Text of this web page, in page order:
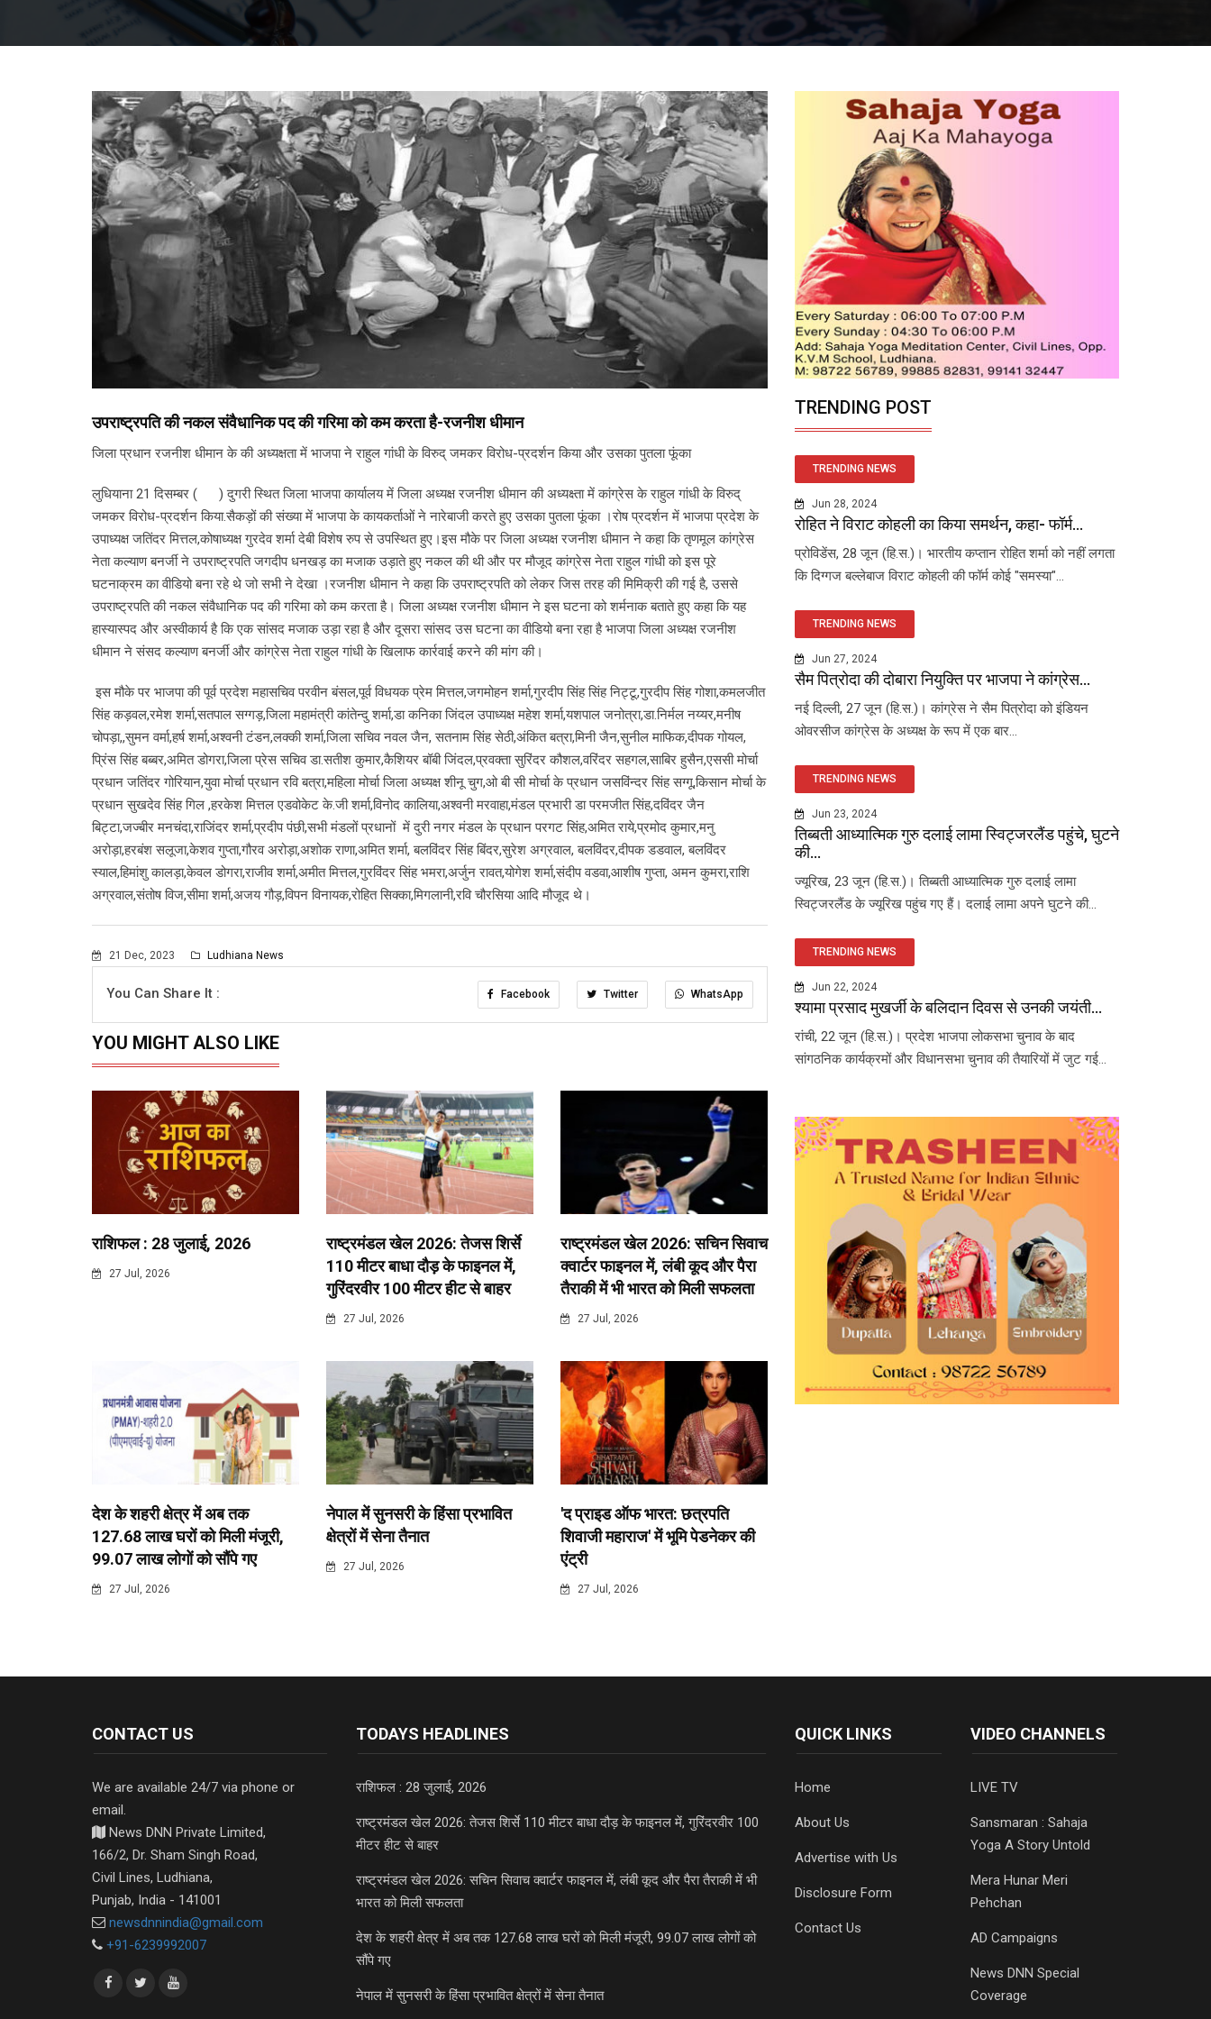
उपराष्ट्रपति की नकल संवैधानिक पद की गरिमा को कम करता है-रजनीश धीमान
जिला प्रधान रजनीश धीमान के की अध्यक्षता में भाजपा ने राहुल गांधी के विरुद् जमकर विरोध-प्रदर्शन किया और उसका पुतला फूंका
लुधियाना 21 दिसम्बर ( ) दुगरी स्थित जिला भाजपा कार्यालय में जिला अध्यक्ष रजनीश धीमान की अध्यक्ष्ता में कांग्रेस के राहुल गांधी के विरुद्
जमकर विरोध-प्रदर्शन किया.सैकड़ों की संख्या में भाजपा के कायकर्ताओं ने नारेबाजी करते हुए उसका पुतला फूंका ।रोष प्रदर्शन में भाजपा प्रदेश के
उपाध्यक्ष जतिंदर मित्तल,कोषाध्यक्ष गुरदेव शर्मा देबी विशेष रुप से उपस्थित हुए।इस मौके पर जिला अध्यक्ष रजनीश धीमान ने कहा कि तृणमूल कांग्रेस
नेता कल्याण बनर्जी ने उपराष्ट्रपति जगदीप धनखड़ का मजाक उड़ाते हुए नकल की थी और पर मौजूद कांग्रेस नेता राहुल गांधी को इस पूरे
घटनाक्रम का वीडियो बना रहे थे जो सभी ने देखा ।रजनीश धीमान ने कहा कि उपराष्ट्रपति को लेकर जिस तरह की मिमिक्री की गई है, उससे
उपराष्ट्रपति की नकल संवैधानिक पद की गरिमा को कम करता है। जिला अध्यक्ष रजनीश धीमान ने इस घटना को शर्मनाक बताते हुए कहा कि यह
हास्यास्पद और अस्वीकार्य है कि एक सांसद मजाक उड़ा रहा है और दूसरा सांसद उस घटना का वीडियो बना रहा है भाजपा जिला अध्यक्ष रजनीश
धीमान ने संसद कल्याण बनर्जी और कांग्रेस नेता राहुल गांधी के खिलाफ कार्रवाई करने की मांग की।
इस मौके पर भाजपा की पूर्व प्रदेश महासचिव परवीन बंसल,पूर्व विधयक प्रेम मित्तल,जगमोहन शर्मा,गुरदीप सिंह सिंह निट्टू,गुरदीप सिंह गोशा,कमलजीत
सिंह कड़वल,रमेश शर्मा,सतपाल सग्गड़,जिला महामंत्री कांतेन्दु शर्मा,डा कनिका जिंदल उपाध्यक्ष महेश शर्मा,यशपाल जनोत्रा,डा.निर्मल नय्यर,मनीष
चोपड़ा,,सुमन वर्मा,हर्ष शर्मा,अश्वनी टंडन,लक्की शर्मा,जिला सचिव नवल जैन, सतनाम सिंह सेठी,अंकित बत्रा,मिनी जैन,सुनील माफिक,दीपक गोयल,
प्रिंस सिंह बब्बर,अमित डोगरा,जिला प्रेस सचिव डा.सतीश कुमार,कैशियर बॉबी जिंदल,प्रवक्ता सुरिंदर कौशल,वरिंदर सहगल,साबिर हुसैन,एससी मोर्चा
प्रधान जतिंदर गोरियान,युवा मोर्चा प्रधान रवि बत्रा,महिला मोर्चा जिला अध्यक्ष शीनू चुग,ओ बी सी मोर्चा के प्रधान जसविंन्दर सिंह सग्गू,किसान मोर्चा के
प्रधान सुखदेव सिंह गिल ,हरकेश मित्तल एडवोकेट के.जी शर्मा,विनोद कालिया,अश्वनी मरवाहा,मंडल प्रभारी डा परमजीत सिंह,दविंदर जैन
बिट्टा,जज्बीर मनचंदा,राजिंदर शर्मा,प्रदीप पंछी,सभी मंडलों प्रधानों में दुरी नगर मंडल के प्रधान परगट सिंह,अमित राये,प्रमोद कुमार,मनु
अरोड़ा,हरबंश सलूजा,केशव गुप्ता,गौरव अरोड़ा,अशोक राणा,अमित शर्मा, बलविंदर सिंह बिंदर,सुरेश अग्रवाल, बलविंदर,दीपक डडवाल, बलविंदर
स्याल,हिमांशु कालड़ा,केवल डोगरा,राजीव शर्मा,अमीत मित्तल,गुरविंदर सिंह भमरा,अर्जुन रावत,योगेश शर्मा,संदीप वडवा,आशीष गुप्ता, अमन कुमरा,राशि
अग्रवाल,संतोष विज,सीमा शर्मा,अजय गौड़,विपन विनायक,रोहित सिक्का,मिगलानी,रवि चौरसिया आदि मौजूद थे।
21 Dec, 2023 Ludhiana News
You Can Share It : Facebook Twitter WhatsApp
YOU MIGHT ALSO LIKE
राशिफल : 28 जुलाई, 2026
27 Jul, 2026
राष्ट्रमंडल खेल 2026: तेजस शिर्से
110 मीटर बाधा दौड़ के फाइनल में,
गुरिंदरवीर 100 मीटर हीट से बाहर
27 Jul, 2026
राष्ट्रमंडल खेल 2026: सचिन सिवाच
क्वार्टर फाइनल में, लंबी कूद और पैरा
तैराकी में भी भारत को मिली सफलता
27 Jul, 2026
देश के शहरी क्षेत्र में अब तक
127.68 लाख घरों को मिली मंजूरी,
99.07 लाख लोगों को सौंपे गए
27 Jul, 2026
नेपाल में सुनसरी के हिंसा प्रभावित
क्षेत्रों में सेना तैनात
27 Jul, 2026
'द प्राइड ऑफ भारत: छत्रपति
शिवाजी महाराज' में भूमि पेडनेकर की
एंट्री
27 Jul, 2026
TRENDING POST
TRENDING NEWS
Jun 28, 2024
रोहित ने विराट कोहली का किया समर्थन, कहा- फॉर्म...
प्रोविडेंस, 28 जून (हि.स.)। भारतीय कप्तान रोहित शर्मा को नहीं लगता
कि दिग्गज बल्लेबाज विराट कोहली की फॉर्म कोई "समस्या"...
TRENDING NEWS
Jun 27, 2024
सैम पित्रोदा की दोबारा नियुक्ति पर भाजपा ने कांग्रेस...
नई दिल्ली, 27 जून (हि.स.)। कांग्रेस ने सैम पित्रोदा को इंडियन
ओवरसीज कांग्रेस के अध्यक्ष के रूप में एक बार...
TRENDING NEWS
Jun 23, 2024
तिब्बती आध्यात्मिक गुरु दलाई लामा स्विट्जरलैंड पहुंचे, घुटने
की...
ज्यूरिख, 23 जून (हि.स.)। तिब्बती आध्यात्मिक गुरु दलाई लामा
स्विट्जरलैंड के ज्यूरिख पहुंच गए हैं। दलाई लामा अपने घुटने की...
TRENDING NEWS
Jun 22, 2024
श्यामा प्रसाद मुखर्जी के बलिदान दिवस से उनकी जयंती...
रांची, 22 जून (हि.स.)। प्रदेश भाजपा लोकसभा चुनाव के बाद
सांगठनिक कार्यक्रमों और विधानसभा चुनाव की तैयारियों में जुट गई...
CONTACT US
We are available 24/7 via phone or
email.
News DNN Private Limited,
166/2, Dr. Sham Singh Road,
Civil Lines, Ludhiana,
Punjab, India - 141001
newsdnnindia@gmail.com
+91-6239992007
TODAYS HEADLINES
राशिफल : 28 जुलाई, 2026
राष्ट्रमंडल खेल 2026: तेजस शिर्से 110 मीटर बाधा दौड़ के फाइनल में, गुरिंदरवीर 100
मीटर हीट से बाहर
राष्ट्रमंडल खेल 2026: सचिन सिवाच क्वार्टर फाइनल में, लंबी कूद और पैरा तैराकी में भी
भारत को मिली सफलता
देश के शहरी क्षेत्र में अब तक 127.68 लाख घरों को मिली मंजूरी, 99.07 लाख लोगों को
सौंपे गए
नेपाल में सुनसरी के हिंसा प्रभावित क्षेत्रों में सेना तैनात
QUICK LINKS
Home
About Us
Advertise with Us
Disclosure Form
Contact Us
VIDEO CHANNELS
LIVE TV
Sansmaran : Sahaja
Yoga A Story Untold
Mera Hunar Meri
Pehchan
AD Campaigns
News DNN Special
Coverage